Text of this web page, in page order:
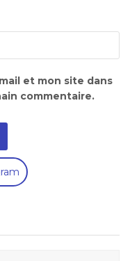
et mon site dans
commentaire.